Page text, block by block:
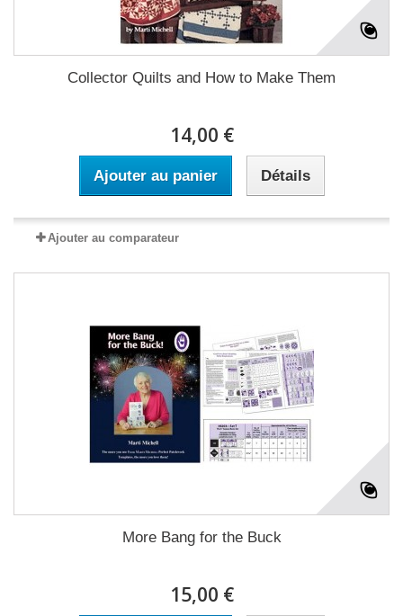
Collector Quilts and How to Make Them
14,00 €
Ajouter au panier Détails
Ajouter au comparateur
More Bang for the Buck
15,00 €